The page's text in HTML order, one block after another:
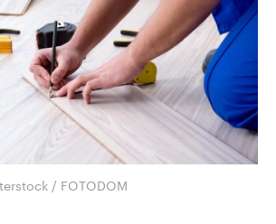
/ FOTODOM